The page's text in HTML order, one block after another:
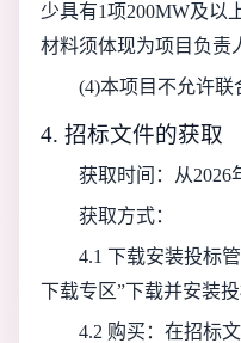
少具有1项200MW及以
材料须体现为项目负责
(4)本项目不允许联
4. 招标文件的获取
获取时间：从2026
获取方式：
4.1 下载安装投标
下载专区”下载并安装投
4.2 购买：在招标